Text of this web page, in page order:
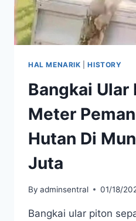
HAL MENARIK |HISTORY
Bangkai Ular
Meter
Hutan Di
Juta
By adminsentral 01/18/
Bangkai ular piton